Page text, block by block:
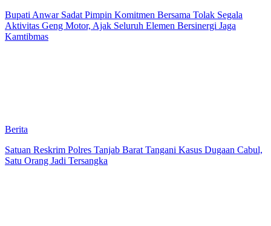
Bupati Anwar Sadat Pimpin Komitmen Bersama Tolak Segala
Aktivitas Geng Motor, Ajak Seluruh Elemen Bersinergi Jaga
Kamtibmas
Berita
Satuan Reskrim Polres Tanjab Barat Tangani Kasus Dugaan Cabul,
Satu Orang Jadi Tersangka